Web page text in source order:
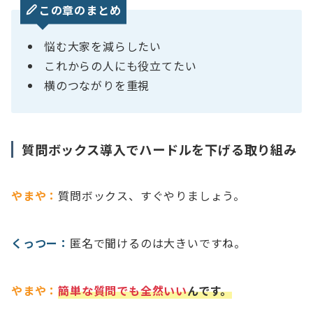
この章のまとめ
悩む大家を減らしたい
これからの人にも役立てたい
横のつながりを重視
質問ボックス導入でハードルを下げる取り組み
やまや：質問ボックス、すぐやりましょう。
くっつー： 匿名で聞けるのは大きいですね。
やまや：簡単な質問でも全然いいんです。